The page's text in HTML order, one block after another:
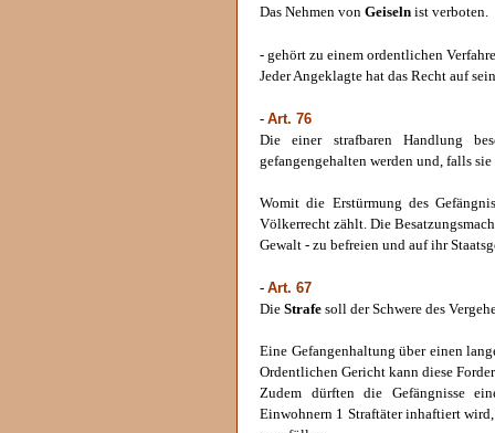
Das Nehmen von Geiseln ist verboten.
- gehört zu einem ordentlichen
Jeder Angeklagte hat das Recht auf
- Art. 76
Die einer strafbaren Handlung
gefangengehalten werden und, falls
Womit die Erstürmung des
Völkerrecht zählt. Die
Gewalt - zu befreien und auf ihr
- Art. 67
Die Strafe soll der Schwere des
Eine Gefangenhaltung über einen
Ordentlichen Gericht kann diese
Zudem dürften die Gefängnisse
Einwohnern 1 Straftäter inhaftiert